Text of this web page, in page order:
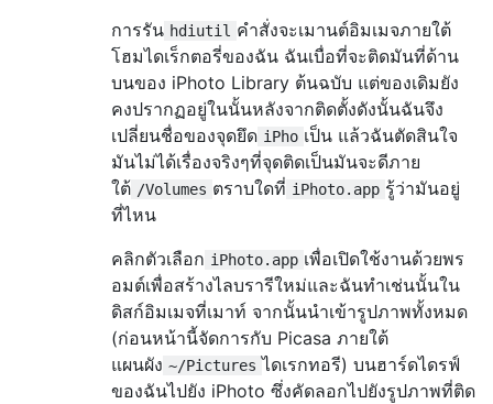
การรัน hdiutil คำสั่งจะเมานต์อิมเมจภายใต้
โฮมไดเร็กตอรี่ของฉัน ฉันเบื่อที่จะติดมันที่ด้าน
บนของ iPhoto Library ต้นฉบับ แต่ของเดิมยัง
คงปรากฏอยู่ในนั้นหลังจากติดตั้งดังนั้นฉันจึง
เปลี่ยนชื่อของจุดยึด iPho เป็น แล้วฉันตัดสินใจ
มันไม่ได้เรื่องจริงๆที่จุดติดเป็นมันจะดีภาย
ใต้ /Volumes ตราบใดที่ iPhoto.app รู้ว่ามันอยู่
ที่ไหน
คลิกตัวเลือก iPhoto.app เพื่อเปิดใช้งานด้วยพร
อมต์เพื่อสร้างไลบรารีใหม่และฉันทำเช่นนั้นใน
ดิสก์อิมเมจที่เมาท์ จากนั้นนำเข้ารูปภาพทั้งหมด
(ก่อนหน้านี้จัดการกับ Picasa ภายใต้
แผนผัง ~/Pictures ไดเรกทอรี) บนฮาร์ดไดรฟ์
ของฉันไปยัง iPhoto ซึ่งคัดลอกไปยังรูปภาพที่ติด